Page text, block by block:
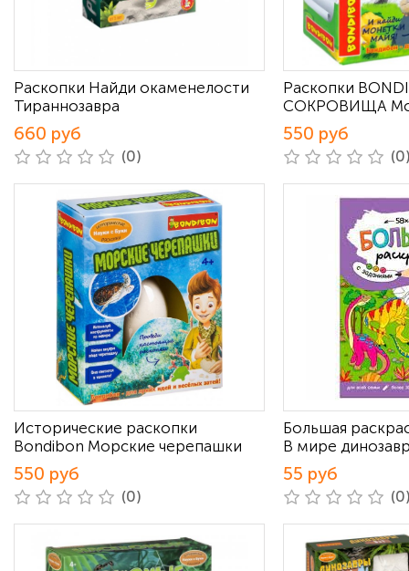
Раскопки Найди окаменелости
Тираннозавра
660 руб
(0)
Раскопки
СОКРОВИЩА
550 руб
Исторические раскопки
Bondibon Морские черепашки
550 руб
(0)
Большая
В мире
55 руб